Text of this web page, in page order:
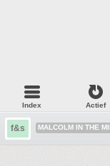
Index Actief
f&s MALCOLM IN THE